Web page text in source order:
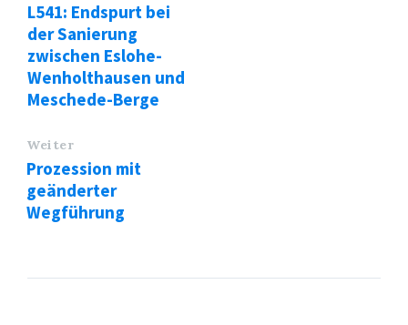
L541: Endspurt bei
der Sanierung
zwischen Eslohe-
Wenholthausen und
Meschede-Berge
Weiter
Prozession mit
geänderter
Wegführung